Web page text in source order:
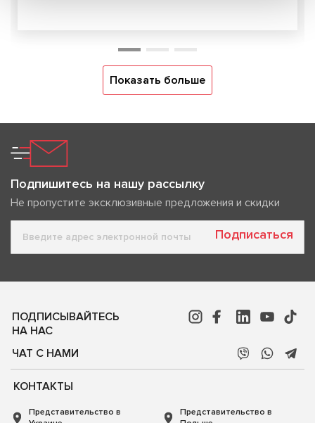
Показать больше
Подпишитесь на нашу рассылку
Не пропустите эксклюзивные предложения и скидки
Подписаться
ПОДПИСЫВАЙТЕСЬ
НА НАС
ЧАТ С НАМИ
КОНТАКТЫ
Представительство в
Представительство в